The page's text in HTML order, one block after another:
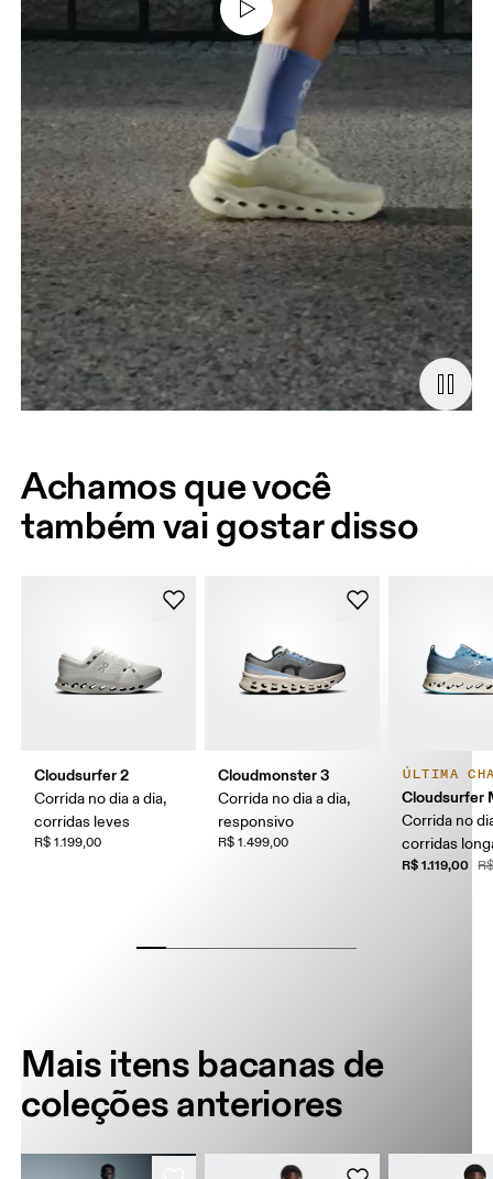
Achamos que você
também vai gostar disso
Cloudsurfer 2
Corrida no dia a dia,
corridas leves
R$ 1.199,00
Cloudmonster 3
Corrida no dia a dia,
responsivo
R$ 1.499,00
ÚLTIMA
Cloudsurfer
Corrida no
corridas
R$ 1.119,00
Mais itens bacanas de
coleções anteriores